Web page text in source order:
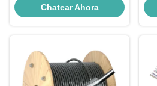
Chatear Ahora